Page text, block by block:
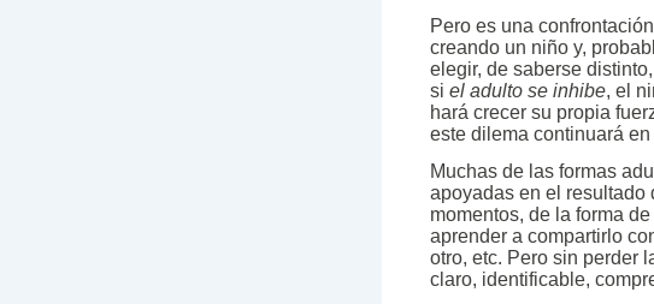
Pero es una
creando un niño y,
elegir, de saberse
si el adulto se inhibe, el
hará crecer su propia
este dilema continuará
Muchas de las formas
apoyadas en el resultado
momentos, de la forma
aprender a compartirlo
otro, etc. Pero sin perder
claro, identificable,